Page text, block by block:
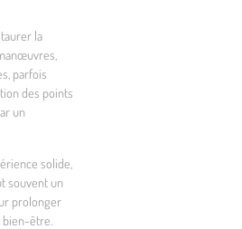
la
parfois
des points
un
solide,
souvent un
prolonger
être.